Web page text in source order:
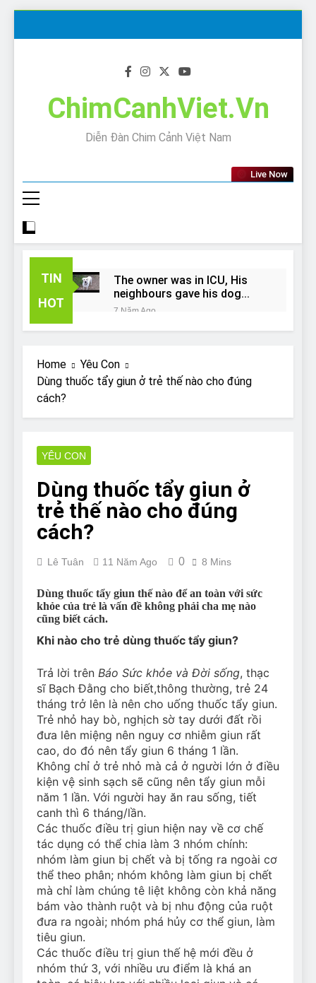
ChimCanhViet.Vn
Diễn Đàn Chim Cảnh Việt Nam
Live Now
TIN
HOT
The owner was in ICU, His
neighbours gave his dog
away!
7 Năm Ago
Why Do Bulldogs Snore?
And How to Minimize It!
7 Năm Ago
The Ultimate Guide to What
Bulldogs Can (and can’t) Eat
and How to Treat It
Can Bulldogs Run Long
Distances?
Can Bulldogs Play Fetch?
7 Năm Ago
How Often Do I Need to
Groom My Bulldog
7 Năm Ago
Home
Yêu Con
Dùng thuốc tẩy giun ở trẻ thế nào cho đúng
cách?
YÊU CON
Dùng thuốc tẩy giun ở
trẻ thế nào cho đúng
cách?
Lê Tuân 11 Năm Ago 0 8 Mins
Dùng thuốc tẩy giun thế nào để an toàn với sức
khỏe của trẻ là vấn đề không phải cha mẹ nào
cũng biết cách.
Khi nào cho trẻ dùng thuốc tẩy giun?
Trả lời trên Báo Sức khỏe và Đời sống, thạc
sĩ Bạch Đằng cho biết,thông thường, trẻ 24
tháng trở lên là nên cho uống thuốc tẩy giun.
Trẻ nhỏ hay bò, nghịch sờ tay dưới đất rồi
đưa lên miệng nên nguy cơ nhiễm giun rất
cao, do đó nên tẩy giun 6 tháng 1 lần.
Không chỉ ở trẻ nhỏ mà cả ở người lớn ở điều
kiện vệ sinh sạch sẽ cũng nên tẩy giun mỗi
năm 1 lần. Với người hay ăn rau sống, tiết
canh thì 6 tháng/lần.
Các thuốc điều trị giun hiện nay về cơ chế
tác dụng có thể chia làm 3 nhóm chính:
nhóm làm giun bị chết và bị tống ra ngoài cơ
thể theo phân; nhóm không làm giun bị chết
mà chỉ làm chúng tê liệt không còn khả năng
bám vào thành ruột và bị nhu động của ruột
đưa ra ngoài; nhóm phá hủy cơ thể giun, làm
tiêu giun.
Các thuốc điều trị giun thế hệ mới đều ở
nhóm thứ 3, với nhiều ưu điểm là khá an